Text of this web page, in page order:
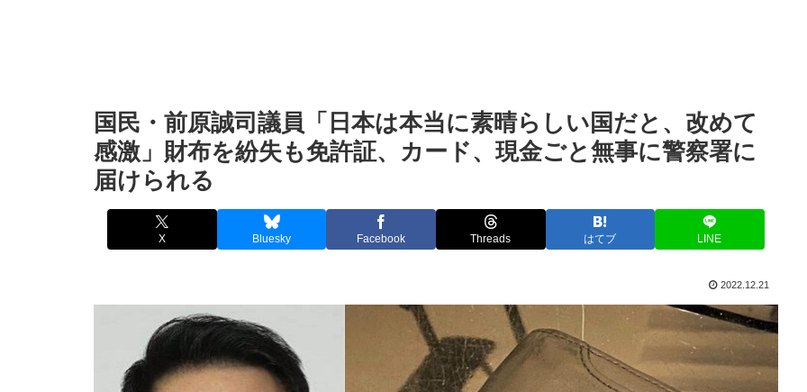
国民・前原誠司議員「日本は本当に素晴らしい国だと、改めて
感激」財布を紛失も免許証、カード、現金ごと無事に警察署に
届けられる
X Bluesky Facebook Threads はてブ LINE
2022.12.21